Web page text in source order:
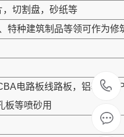
，切割盘，砂纸等
特种建筑制品等领可作为
电路板线路板，铝基板
板等喷砂用